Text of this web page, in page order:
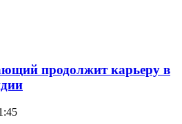
продолжит карьеру в